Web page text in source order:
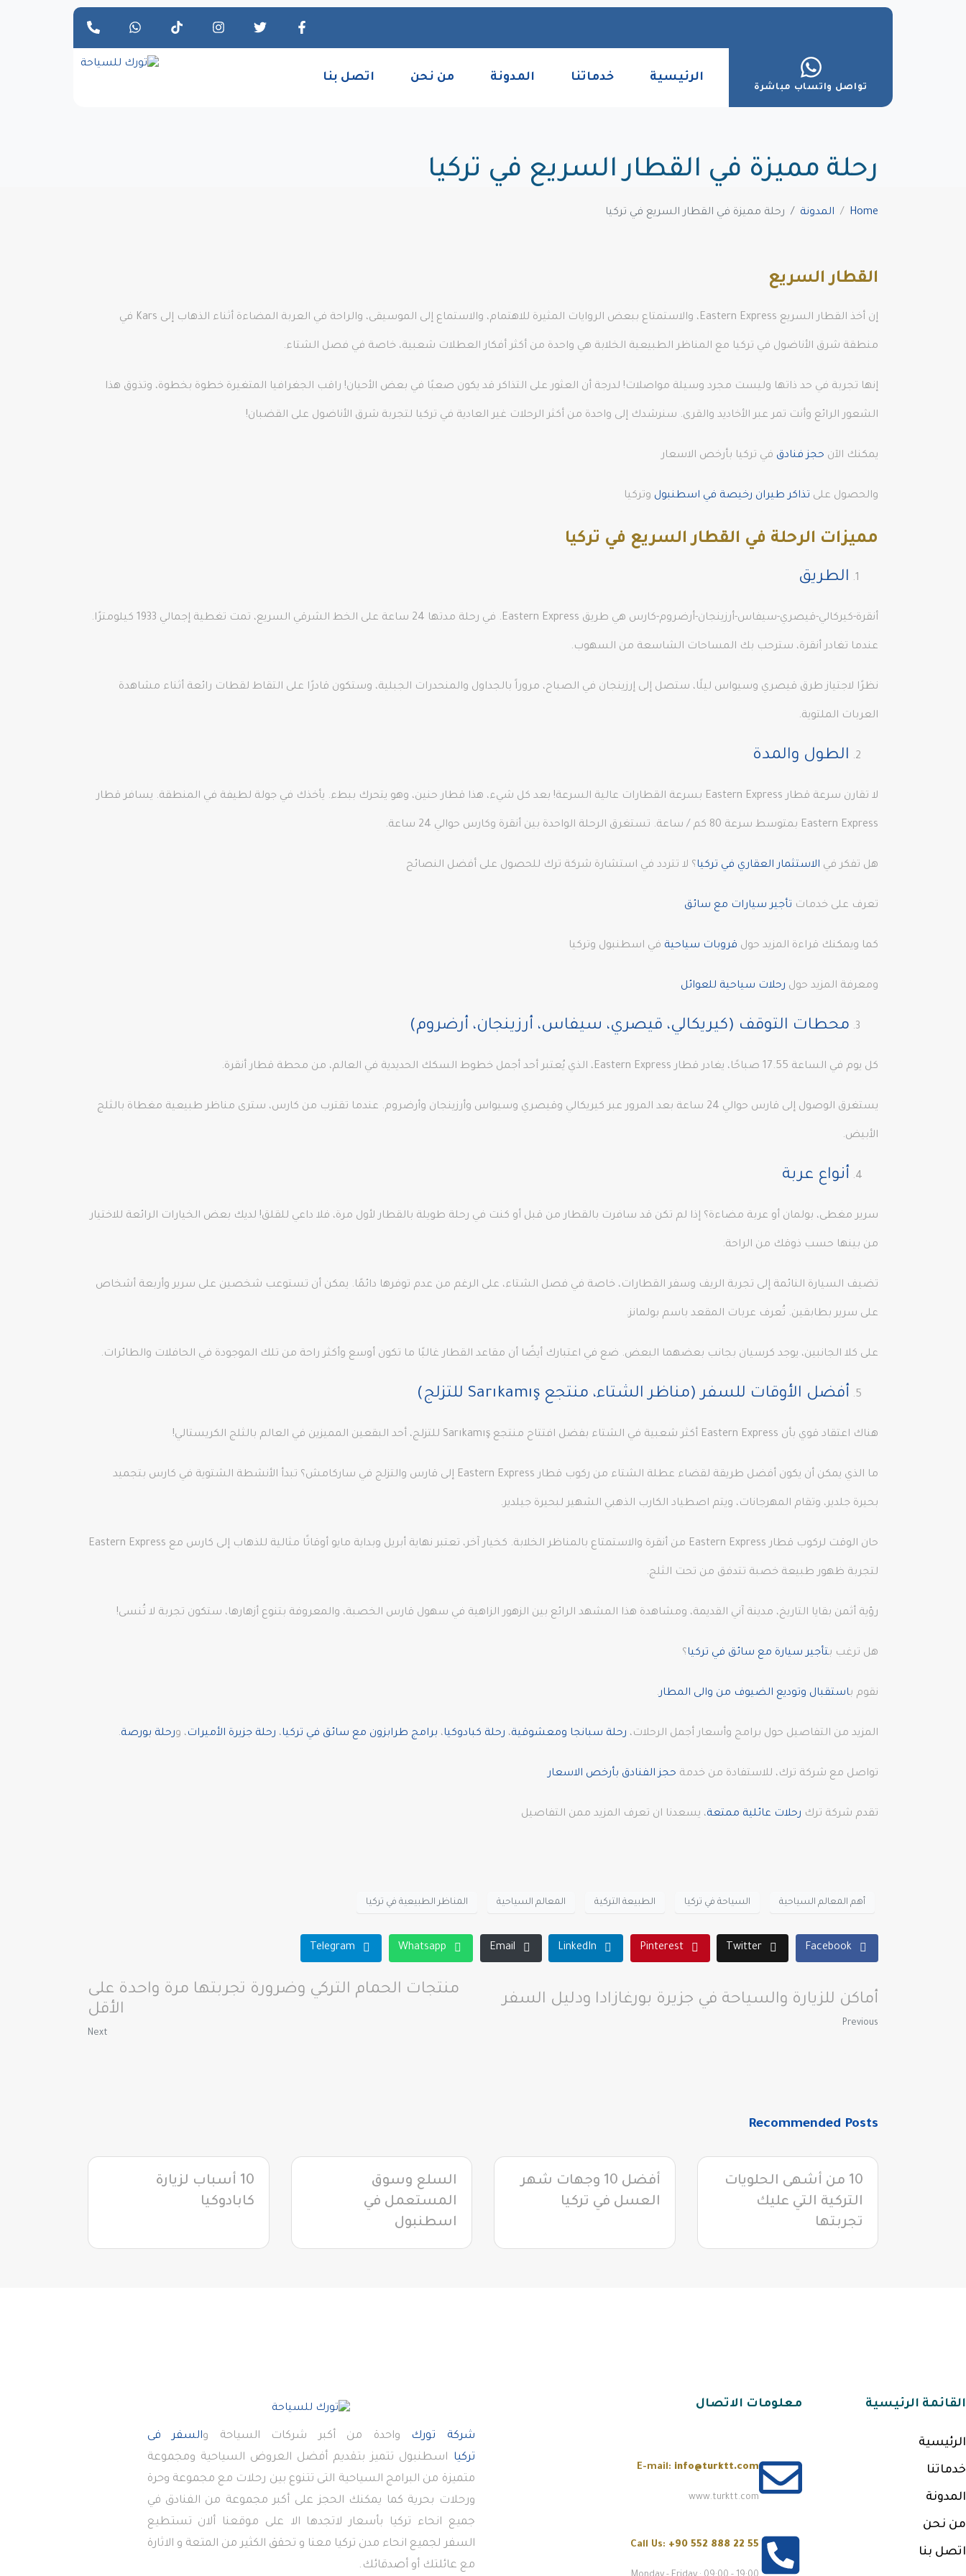
تواصل واتساب مباشرة
الرئيسية خدماتنا المدونة من نحن اتصل بنا
رحلة مميزة في القطار السريع في تركيا
Home المدونة رحلة مميزة في القطار السريع في تركيا
القطار السريع
إن أخذ القطار السريع Eastern Express، والاستمتاع ببعض الروايات المثيرة للاهتمام، والاستماع إلى الموسيقى، والراحة في العربة المضاءة أثناء الذهاب إلى Kars في
منطقة شرق الأناضول في تركيا مع المناظر الطبيعية الخلابة هي واحدة من أكثر أفكار العطلات شعبية، خاصة في فصل الشتاء.
إنها تجربة في حد ذاتها وليست مجرد وسيلة مواصلات! لدرجة أن العثور على التذاكر قد يكون صعبًا في بعض الأحيان! راقب الجغرافيا المتغيرة خطوة بخطوة، وتذوق هذا
الشعور الرائع وأنت تمر عبر الأخاديد والقرى. سنرشدك إلى واحدة من أكثر الرحلات غير العادية في تركيا لتجربة شرق الأناضول على القضبان!
يمكنك الآن حجز فنادق في تركيا بأرخص الاسعار
والحصول على تذاكر طيران رخيصة في اسطنبول وتركيا
مميزات الرحلة في القطار السريع في تركيا
الطريق
أنقرة-كيركالي-قيصري-سيفاس-أرزينجان-أرضروم-كارس هي طريق Eastern Express. في رحلة مدتها 24 ساعة على الخط الشرقي السريع، تمت تغطية إجمالي 1933 كيلومترًا.
عندما تغادر أنقرة، سترحب بك المساحات الشاسعة من السهوب.
نظرًا لاجتياز طرق قيصري وسيواس ليلًا، ستصل إلى إرزينجان في الصباح، مروراً بالجداول والمنحدرات الجبلية، وستكون قادرًا على التقاط لقطات رائعة أثناء مشاهدة
العربات الملتوية.
الطول والمدة
لا تقارن سرعة قطار Eastern Express بسرعة القطارات عالية السرعة! بعد كل شيء، هذا قطار حنين، وهو يتحرك ببطء. يأخذك في جولة لطيفة في المنطقة. يسافر قطار
Eastern Express بمتوسط سرعة 80 كم / ساعة. تستغرق الرحلة الواحدة بين أنقرة وكارس حوالي 24 ساعة.
هل تفكر في الاستثمار العقاري في تركيا ؟ لا تتردد في استشارة شركة ترك للحصول على أفضل النصائح
تعرف على خدمات تأجير سيارات مع سائق
كما ويمكنك قراءة المزيد حول قروبات سياحية في اسطنبول وتركيا
ومعرفة المزيد حول رحلات سياحية للعوائل
محطات التوقف (كيريكالي، قيصري، سيفاس، أرزينجان، أرضروم)
كل يوم في الساعة 17.55 صباحًا، يغادر قطار Eastern Express، الذي يُعتبر أحد أجمل خطوط السكك الحديدية في العالم، من محطة قطار أنقرة.
يستغرق الوصول إلى قارس حوالي 24 ساعة بعد المرور عبر كيريكالي وقيصري وسيواس وأرزينجان وأرضروم. عندما تقترب من كارس، سترى مناظر طبيعية مغطاة بالثلج
الأبيض.
أنواع عربة
سرير مغطى، بولمان أو عربة مضاءة؟ إذا لم تكن قد سافرت بالقطار من قبل أو كنت في رحلة طويلة بالقطار لأول مرة، فلا داعي للقلق! لديك بعض الخيارات الرائعة للاختيار
من بينها حسب ذوقك من الراحة.
تضيف السيارة النائمة إلى تجربة الريف وسفر القطارات، خاصة في فصل الشتاء، على الرغم من عدم توفرها دائمًا. يمكن أن تستوعب شخصين على سرير وأربعة أشخاص
على سرير بطابقين. تُعرف عربات المقعد باسم بولمانز.
على كلا الجانبين، يوجد كرسيان بجانب بعضهما البعض. ضع في اعتبارك أيضًا أن مقاعد القطار غالبًا ما تكون أوسع وأكثر راحة من تلك الموجودة في الحافلات والطائرات.
أفضل الأوقات للسفر (مناظر الشتاء، منتجع Sarıkamış للتزلج)
هناك اعتقاد قوي بأن Eastern Express أكثر شعبية في الشتاء بفضل افتتاح منتجع Sarıkamış للتزلج، أحد البقعين المميزين في العالم بالثلج الكريستالي!
ما الذي يمكن أن يكون أفضل طريقة لقضاء عطلة الشتاء من ركوب قطار Eastern Express إلى قارس والتزلج في ساركامش؟ تبدأ الأنشطة الشتوية في كارس بتجميد
بحيرة جلدير، وتقام المهرجانات، ويتم اصطياد الكارب الذهبي الشهير لبحيرة جيلدير.
حان الوقت لركوب قطار Eastern Express من أنقرة والاستمتاع بالمناظر الخلابة. كخيار آخر، تعتبر نهاية أبريل وبداية مايو أوقاتًا مثالية للذهاب إلى كارس مع Eastern Express
لتجربة ظهور طبيعة خصبة تتدفق من تحت الثلج.
رؤية أثمن بقايا التاريخ، مدينة آني القديمة، ومشاهدة هذا المشهد الرائع بين الزهور الزاهية في سهول قارس الخصبة، والمعروفة بتنوع أزهارها، ستكون تجربة لا تُنسى!
هل ترغب بتأجير سيارة مع سائق في تركيا ؟
نقوم باستقبال وتوديع الضيوف من والى المطار.
المزيد من التفاصيل حول برامج وأسعار أجمل الرحلات، رحلة سبانجا ومعشوقية، رحلة كبادوكيا، برامج طرابزون مع سائق في تركيا، رحلة جزيرة الأميرات، ورحلة بورصة.
تواصل مع شركة ترك، للاستفادة من خدمة حجز الفنادق بأرخص الاسعار
تقدم شركة ترك رحلات عائلية ممتعة، يسعدنا ان تعرف المزيد ممن التفاصيل
أهم المعالم السياحية السياحة في تركيا الطبيعة التركية المعالم السياحية المناظر الطبيعية في تركيا
Facebook
Twitter
Pinterest
LinkedIn
Email
Whatsapp
Telegram
أماكن للزيارة والسياحة في جزيرة بورغازادا ودليل السفر
Previous
منتجات الحمام التركي وضرورة تجربتها مرة واحدة على
الأقل
Next
Recommended Posts
10 من أشهى الحلويات
التركية التي عليك
تجربتها
أفضل 10 وجهات شهر
العسل في تركيا
السلع وسوق
المستعمل في
اسطنبول
10 أسباب لزيارة
كابادوكيا
القائمة الرئيسية
الرئيسية
خدماتنا
المدونة
من نحن
اتصل بنا
معلومات الاتصال
E-mail: info@turktt.com
www.turktt.com
Call Us: +90 552 888 22 55
شركة تورك واحدة من أكبر شركات السياحة والسفر فى
تركيا اسطنبول تتميز بتقديم أفضل العروض السياحية ومجموعة
متميزة من البرامج السياحية التى تتنوع بين رحلات مع مجموعة وحرة
ورحلات بحرية كما يمكنك الحجز على أكبر مجموعة من الفنادق في
جميع انحاء تركيا بأسعار لاتجدها الا على موقعنا ألان تستطيع
السفر لجميع انحاء مدن تركيا معنا و تحقق الكثير من المتعة و الاثارة
مع عائلتك أو أصدقائك.